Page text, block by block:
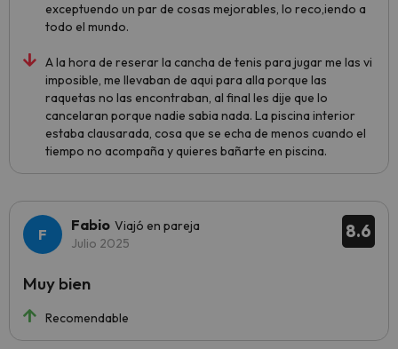
exceptuendo un par de cosas mejorables, lo reco,iendo a
todo el mundo.
A la hora de reserar la cancha de tenis para jugar me las vi
imposible, me llevaban de aqui para alla porque las
raquetas no las encontraban, al final les dije que lo
cancelaran porque nadie sabia nada. La piscina interior
estaba clausarada, cosa que se echa de menos cuando el
tiempo no acompaña y quieres bañarte en piscina.
8.6
Fabio Viajó en pareja
Julio 2025
Recomendable
Muy bien